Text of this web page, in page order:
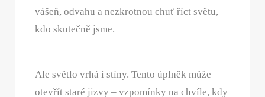
vášeň, odvahu a nezkrotnou chuť říct světu,
kdo skutečně jsme.
Ale světlo vrhá i stíny. Tento úplněk může
otevřít staré jizvy – vzpomínky na chvíle, kdy